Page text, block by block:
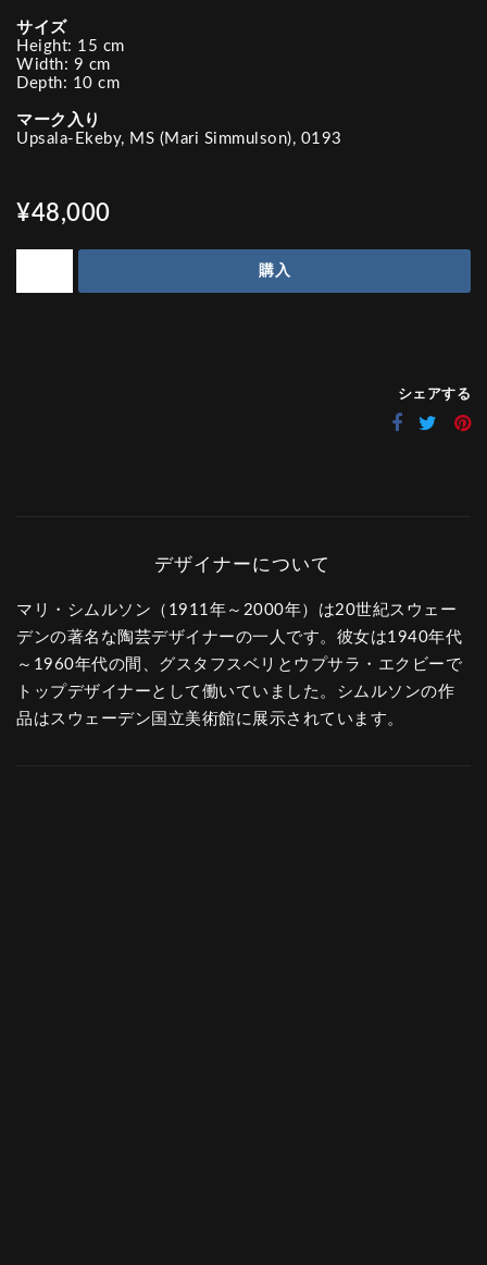
サイズ
Height: 15 cm
Width: 9 cm
Depth: 10 cm
マーク入り
Upsala-Ekeby, MS (Mari Simmulson), 0193
¥48,000
購入
シェアする
マリ・シムルソン（1911年～2000年）は20世紀スウェー
デンの著名な陶芸デザイナーの一人です。彼女は1940年代
～1960年代の間、グスタフスベリとウプサラ・エクビーで
トップデザイナーとして働いていました。シムルソンの作
品はスウェーデン国立美術館に展示されています。